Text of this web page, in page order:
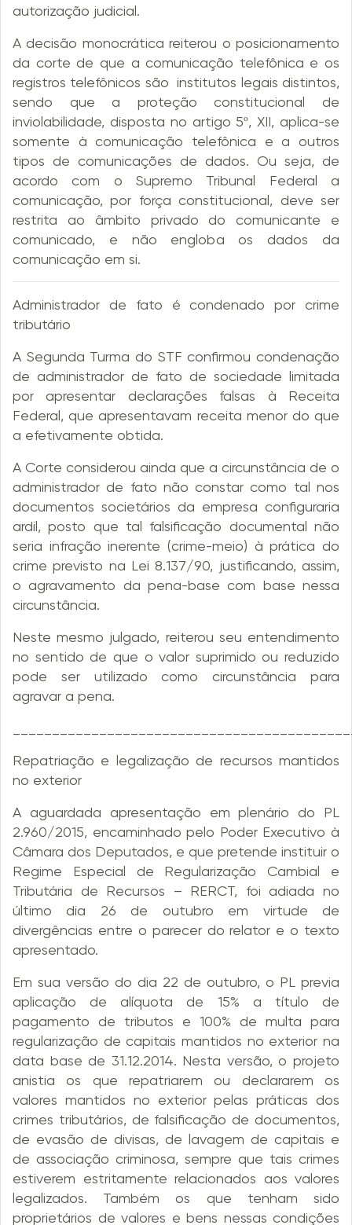
autorização judicial.
A decisão monocrática reiterou o posicionamento
da corte de que a comunicação telefônica e os
registros telefônicos são institutos legais distintos,
sendo que a proteção constitucional de
inviolabilidade, disposta no artigo 5º, XII, aplica-se
somente à comunicação telefônica e a outros
tipos de comunicações de dados. Ou seja, de
acordo com o Supremo Tribunal Federal a
comunicação, por força constitucional, deve ser
restrita ao âmbito privado do comunicante e
comunicado, e não engloba os dados da
comunicação em si.
Administrador de fato é condenado por crime
tributário
A Segunda Turma do STF confirmou condenação
de administrador de fato de sociedade limitada
por apresentar declarações falsas à Receita
Federal, que apresentavam receita menor do que
a efetivamente obtida.
A Corte considerou ainda que a circunstância de o
administrador de fato não constar como tal nos
documentos societários da empresa configuraria
ardil, posto que tal falsificação documental não
seria infração inerente (crime-meio) à prática do
crime previsto na Lei 8.137/90, justificando, assim,
o agravamento da pena-base com base nessa
circunstância.
Neste mesmo julgado, reiterou seu entendimento
no sentido de que o valor suprimido ou reduzido
pode ser utilizado como circunstância para
agravar a pena.
Repatriação e legalização de recursos mantidos
no exterior
A aguardada apresentação em plenário do PL
2.960/2015, encaminhado pelo Poder Executivo à
Câmara dos Deputados, e que pretende instituir o
Regime Especial de Regularização Cambial e
Tributária de Recursos – RERCT, foi adiada no
último dia 26 de outubro em virtude de
divergências entre o parecer do relator e o texto
apresentado.
Em sua versão do dia 22 de outubro, o PL previa
aplicação de alíquota de 15% a título de
pagamento de tributos e 100% de multa para
regularização de capitais mantidos no exterior na
data base de 31.12.2014. Nesta versão, o projeto
anistia os que repatriarem ou declararem os
valores mantidos no exterior pelas práticas dos
crimes tributários, de falsificação de documentos,
de evasão de divisas, de lavagem de capitais e
de associação criminosa, sempre que tais crimes
estiverem estritamente relacionados aos valores
legalizados. Também os que tenham sido
proprietários de valores e bens nessas condições